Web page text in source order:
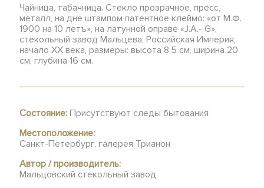
Чайница, табачница. Стекло прозрачное, пресс,
металл, на дне штампом патентное клеймо: «от М.Ф.
1900 на 10 летъ», на латунной оправе «J.A.- G»,
стекольный завод Мальцева, Российская Империя,
начало ХХ века, размеры: высота 8,5 см, ширина 20
см, глубина 16 см.
Состояние: Присутствуют следы бытования
Местоположение:
Санкт-Петербург, галерея Трианон
Автор / производитель:
Мальцовский стекольный завод